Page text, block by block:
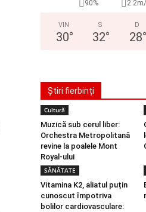
90%
VIN
30°
S
32°
D
28°
Știri fierbinți
Cultură
Muzică sub cerul liber:
Orchestra Metropolitană
revine la poalele Mont
Royal-ului
SĂNĂTATE
Vitamina K2, aliatul puțin
cunoscut împotriva
bolilor cardiovasculare: